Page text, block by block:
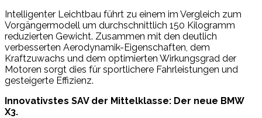
Intelligenter Leichtbau führt zu einem im Vergleich zum
Vorgängermodell um durchschnittlich 150 Kilogramm
reduzierten Gewicht. Zusammen mit den deutlich
verbesserten Aerodynamik-Eigenschaften, dem
Kraftzuwachs und dem optimierten Wirkungsgrad der
Motoren sorgt dies für sportlichere Fahrleistungen und
gesteigerte Effizienz.
Innovativstes SAV der Mittelklasse: Der neue BMW
X3.